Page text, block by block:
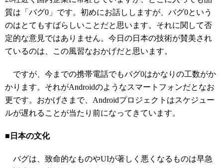
質は「バグ0」です。初めにお話ししますが、バグ0という
のはとてもすばらしいことだと思います。それに関して否
定的な意見ではありません。今日の日本の技術が賛美され
ているのは、この風習なおかげだと思います。
ですが、今までの携帯電話でもバグ0はかなりの工数がか
かります。それがAndroidのようなスマートフォンだとなお
更です。おかげさまで、Androidプロジェクトはスケジュー
ルが遅れることが当たり前になってきています。
■日本の文化
バグは、致命的なものやUIが著しく悪くなるものは早急